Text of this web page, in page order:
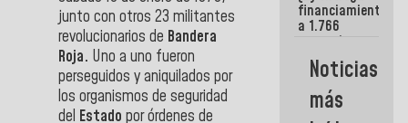
junto con otros 23 militantes
revolucionarios de Bandera
Roja. Uno a uno fueron
perseguidos y aniquilados por
los organismos de seguridad
del Estado por órdenes de
Nacional
financiamientos
a 1.766
comerciantes
emprendedores
afectados
por
terremotos
Noticias
más